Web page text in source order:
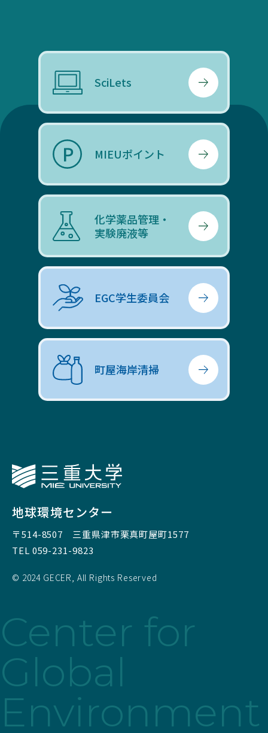
SciLets
MIEUポイント
化学薬品管理・
実験廃液等
EGC学生委員会
町屋海岸清掃
地球環境センター
〒514-8507 三重県津市栗真町屋町1577
TEL 059-231-9823
© 2024 GECER, All Rights Reserved
Center for
Global
Environment